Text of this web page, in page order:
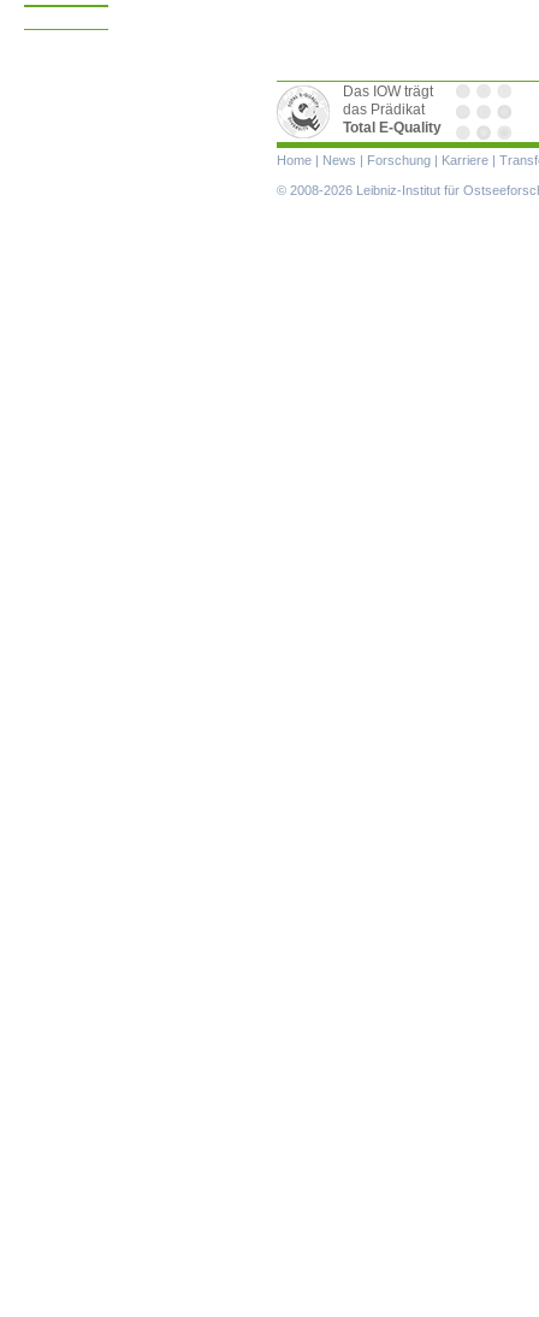
Das IOW trägt
das Prädikat
Total E-Quality
Navigation
überspringen
Home | News | Forschung | Karriere |
© 2008-2026 Leibniz-Institut für